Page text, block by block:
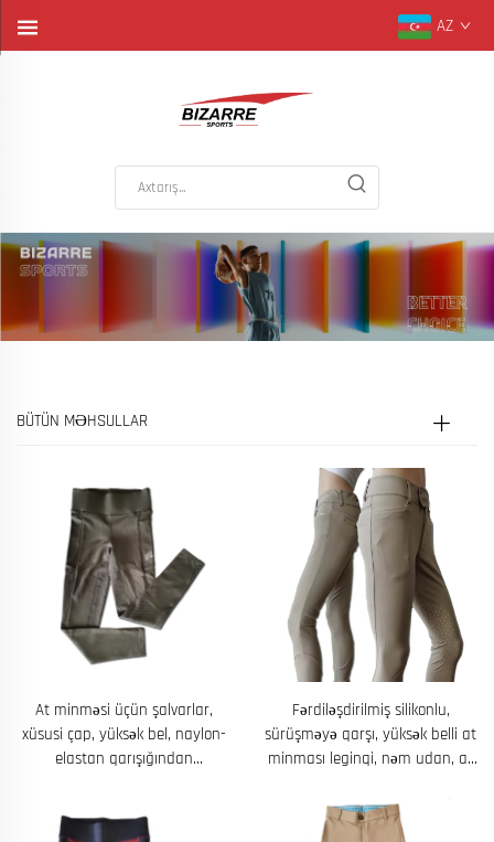
AZ
BÜTÜN MƏHSULLAR
At minməsi üçün şalvarlar,
xüsusi çap, yüksək bel, naylon-
elastan qarışığından
Fərdiləşdirilmiş silikonlu,
sürüşməyə qarşı, yüksək belli at
minması leginqi, nəm udan, at